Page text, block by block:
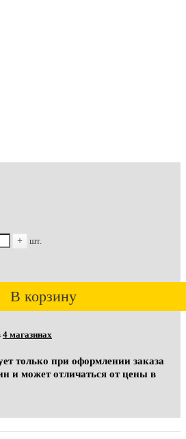
+ шт.
В корзину
4 магазинах
только при оформлении заказа
и может отличаться от цены в